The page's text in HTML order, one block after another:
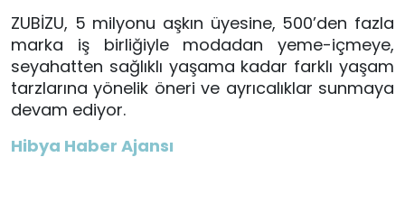
ZUBİZU, 5 milyonu aşkın üyesine, 500’den fazla
marka iş birliğiyle modadan yeme-içmeye,
seyahatten sağlıklı yaşama kadar farklı yaşam
tarzlarına yönelik öneri ve ayrıcalıklar sunmaya
devam ediyor.
Hibya Haber Ajansı